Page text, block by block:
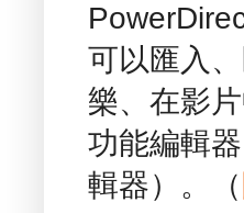
可以匯入
樂、在影
功能編輯
輯器）。（